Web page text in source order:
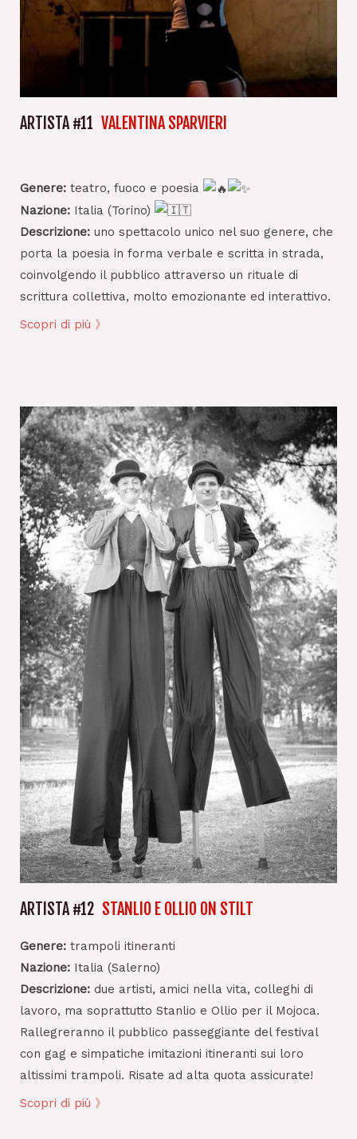
ARTISTA #11 VALENTINA SPARVIERI
Genere: teatro, fuoco e poesia
Nazione: Italia (Torino)
Descrizione: uno spettacolo unico nel suo genere, che
porta la poesia in forma verbale e scritta in strada,
coinvolgendo il pubblico attraverso un rituale di
scrittura collettiva, molto emozionante ed interattivo.
Scopri di più 》
ARTISTA #12 STANLIO E OLLIO ON STILT
Genere: trampoli itineranti
Nazione: Italia (Salerno)
Descrizione: due artisti, amici nella vita, colleghi di
lavoro, ma soprattutto Stanlio e Ollio per il Mojoca.
Rallegreranno il pubblico passeggiante del festival
con gag e simpatiche imitazioni itineranti sui loro
altissimi trampoli. Risate ad alta quota assicurate!
Scopri di più 》